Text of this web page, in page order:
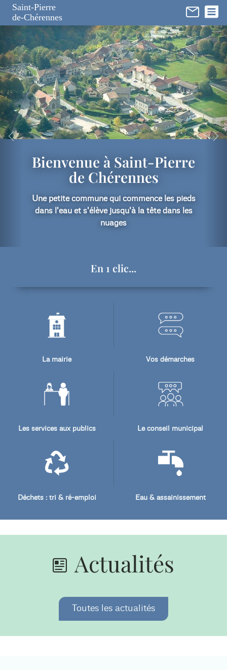
Saint-Pierre
de-Chérennes
Bienvenue à Saint-Pierre
de Chérennes
Une petite commune qui commence les pieds
dans l'eau et s'élève jusqu'à la tête dans les
nuages
En 1 clic...
La mairie Vos démarches
Les services aux publics Le conseil municipal
Déchets : tri & ré-emploi Eau & assainissement
Actualités
Toutes les actualités
Panneau de gestion des cookies